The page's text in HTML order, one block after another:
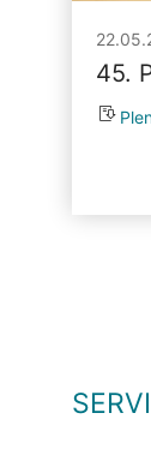
45.